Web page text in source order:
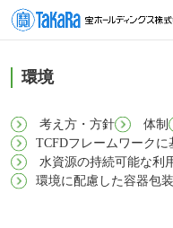
環境
考え方・方針 体制
TCFDフレームワークに
水資源の持続可能な利
環境に配慮した容器包